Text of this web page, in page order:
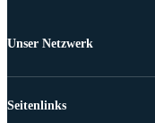
Unser Netzwerk
Seitenlinks